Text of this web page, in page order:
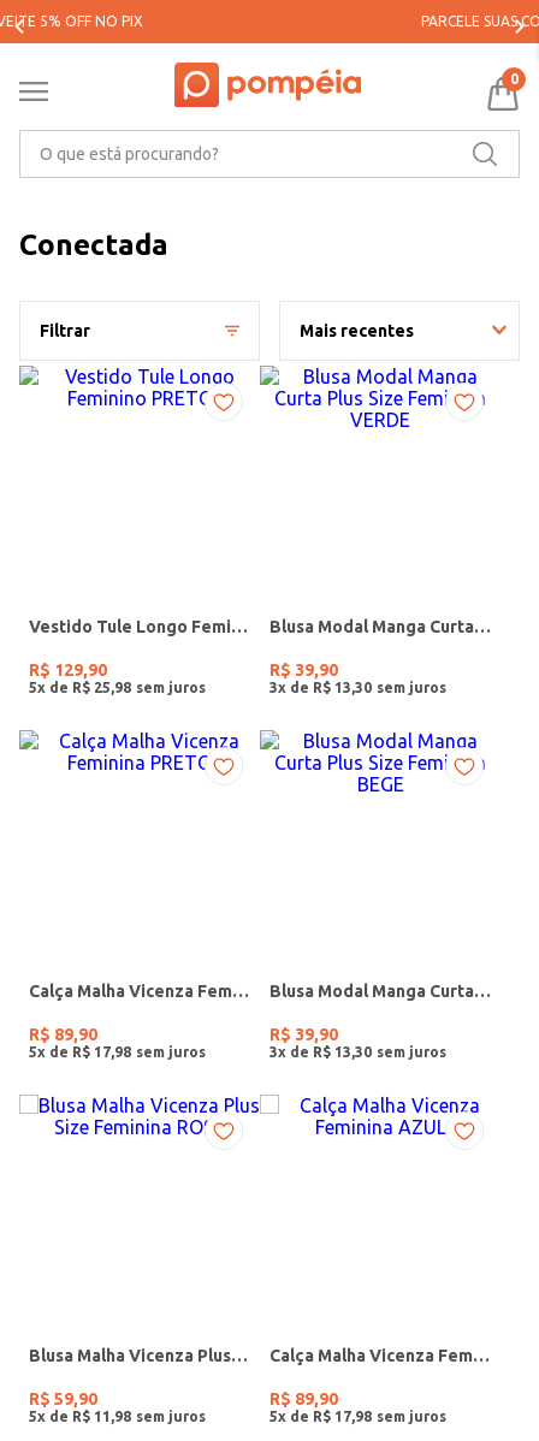
PARCELE SUAS COMPRAS EM ATÉ 5X SEM JUROS*
0
Conectada
Filtrar Mais recentes
Vestido Tule Longo Feminino PRETO
R$ 129,90
5x de R$ 25 98
Blusa Modal Manga Curta Plus Size Feminina VERDE
R$ 39,90
3x de R$ 13 30
Calça Malha Vicenza Feminina PRETO
R$ 89,90
5x de R$ 17 98
Blusa Modal Manga Curta Plus Size Feminina BEGE
R$ 39,90
3x de R$ 13 30
Blusa Malha Vicenza Plus Size Feminina ROSE
R$ 59,90
5x de R$ 11 98
Calça Malha Vicenza Feminina AZUL
R$ 89,90
5x de R$ 17 98